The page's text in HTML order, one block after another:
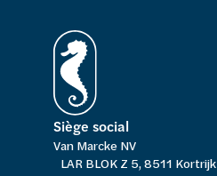
Siège social
Van Marcke NV
LAR BLOK Z 5, 8511 Kortrijk